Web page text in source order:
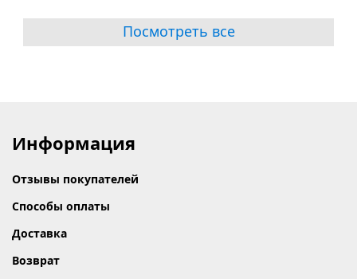
Посмотреть все
Информация
Отзывы покупателей
Способы оплаты
Доставка
Возврат